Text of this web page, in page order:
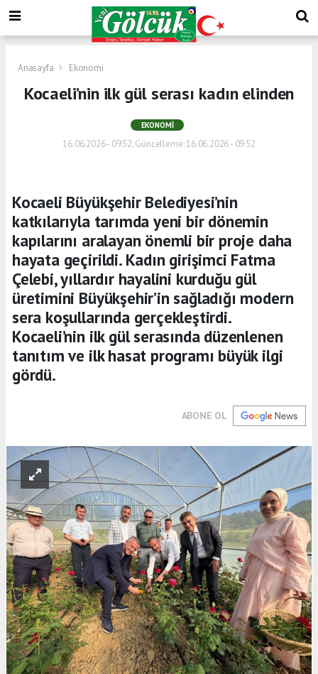
Anasayfa Ekonomi
Kocaeli’nin ilk gül serası kadın elinden
EKONOMI
16.06.2026 - 09:52, Güncelleme: 16.06.2026 - 09:52
Kocaeli Büyükşehir Belediyesi’nin
katkılarıyla tarımda yeni bir dönemin
kapılarını aralayan önemli bir proje daha
hayata geçirildi. Kadın girişimci Fatma
Çelebi, yıllardır hayalini kurduğu gül
üretimini Büyükşehir’in sağladığı modern
sera koşullarında gerçekleştirdi.
Kocaeli’nin ilk gül serasında düzenlenen
tanıtım ve ilk hasat programı büyük ilgi
gördü.
ABONE OL